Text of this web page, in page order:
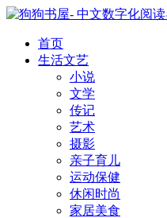
首页
生活文艺
小说
文学
传记
艺术
摄影
亲子育儿
运动保健
休闲时尚
家居美食